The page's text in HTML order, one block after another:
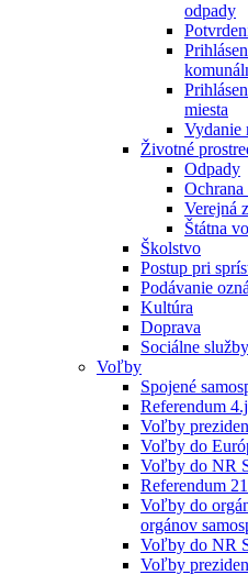
odpady
miesta
Vydanie
Životné
Odpady
Ochrana
Verejná
Štátna
Školstvo
Postup pri
Podávanie
Kultúra
Doprava
Sociálne služby
Voľby
Spojené
Referendum
Voľby
Voľby do
Voľby do NR
Referendum
Voľby do
orgánov
Voľby do NR
Voľby